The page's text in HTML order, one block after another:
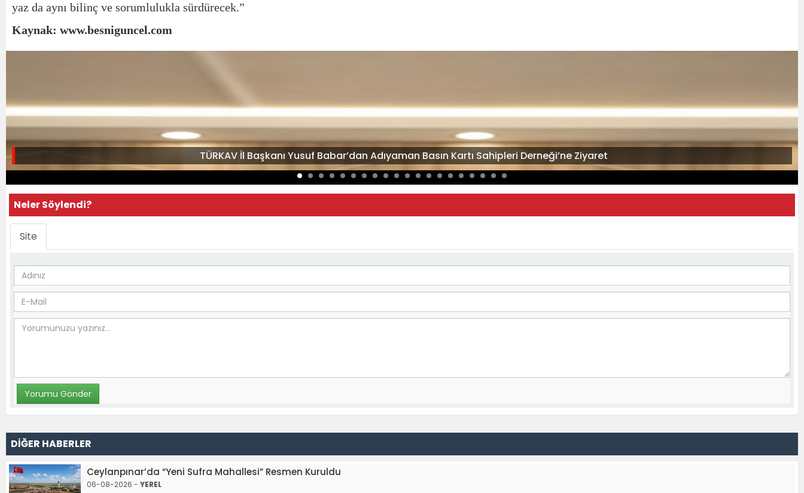
yaz da aynı bilinç ve sorumlulukla sürdürecek.”
Kaynak: www.besniguncel.com
TÜRKAV İl Başkanı Yusuf Babar’dan Adıyaman Basın Kartı Sahipleri Derneği’ne Ziyaret
Neler Söylendi?
Site
DİĞER HABERLER
Ceylanpınar’da “Yeni Sufra Mahallesi” Resmen Kuruldu
06-08-2026 - YEREL